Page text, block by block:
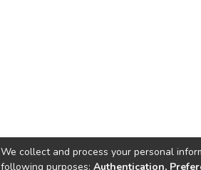
We collect and process your personal
following purposes: Authentication,